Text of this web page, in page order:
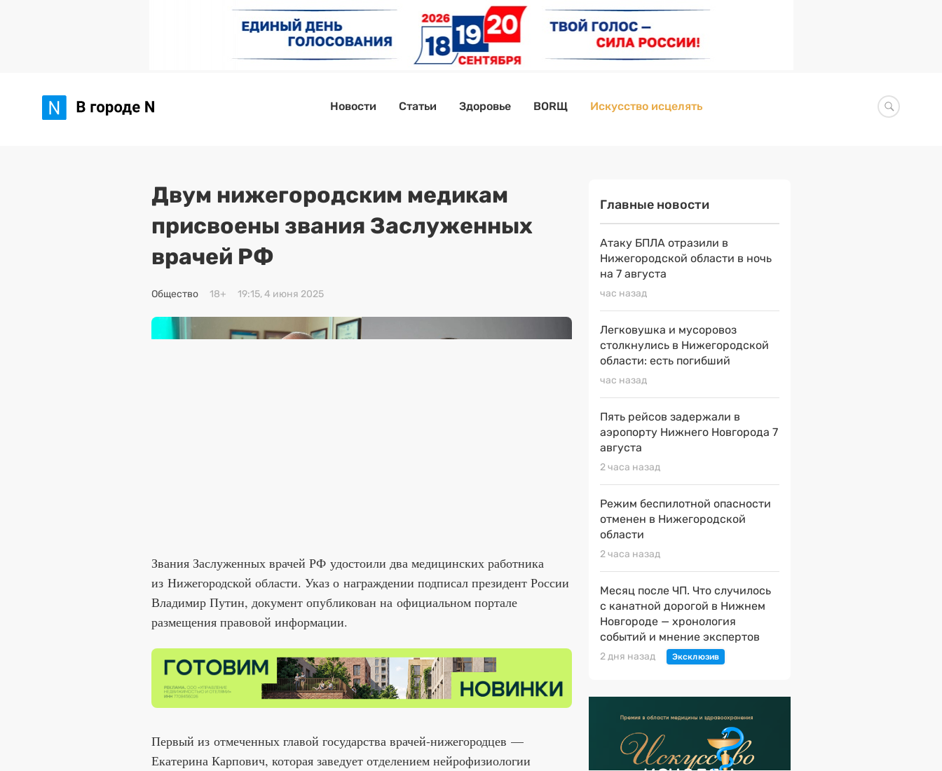
Новости Статьи Здоровье BORЩ Искусство исцелять
Двум нижегородским медикам
присвоены звания Заслуженных
врачей РФ
Общество 18+ 19:15, 4 июня 2025
Звания Заслуженных врачей РФ удостоили два медицинских работника
из Нижегородской области. Указ о награждении подписал президент России
Владимир Путин, документ опубликован на официальном портале
размещения правовой информации.
Первый из отмеченных главой государства врачей-нижегородцев —
Екатерина Карпович, которая заведует отделением нейрофизиологии
Главные новости
Атаку БПЛА отразили в
Нижегородской области в ночь
на 7 августа
час назад
Легковушка и мусоровоз
столкнулись в Нижегородской
области: есть погибший
час назад
Пять рейсов задержали в
аэропорту Нижнего Новгорода 7
августа
2 часа назад
Режим беспилотной опасности
отменен в Нижегородской
области
2 часа назад
Месяц после ЧП. Что случилось
с канатной дорогой в Нижнем
Новгороде — хронология
событий и мнение экспертов
2 дня назад